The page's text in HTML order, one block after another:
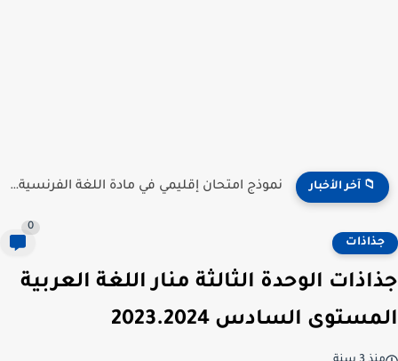
📁 آخر الأخبار نموذج امتحان إقليمي في مادة اللغة الفرنسية للمستوى السادس...
جذاذات
0
جذاذات الوحدة الثالثة منار اللغة العربية
المستوى السادس 2023.2024